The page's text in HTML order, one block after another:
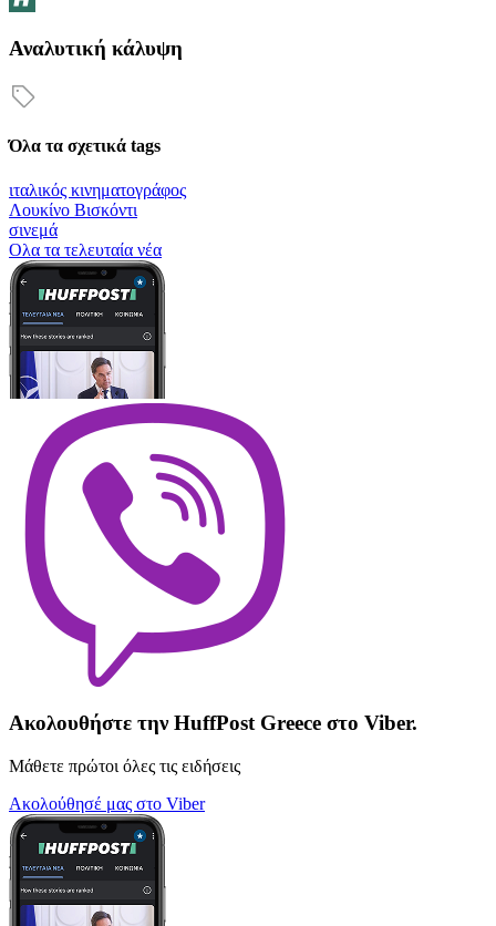
Αναλυτική κάλυψη
Όλα τα σχετικά tags
ιταλικός κινηματογράφος
Λουκίνο Βισκόντι
σινεμά
Oλα τα τελευταία νέα
Ακολουθήστε την HuffPost Greece στο Viber.
Μάθετε πρώτοι όλες τις ειδήσεις
Ακολούθησέ μας στο Viber